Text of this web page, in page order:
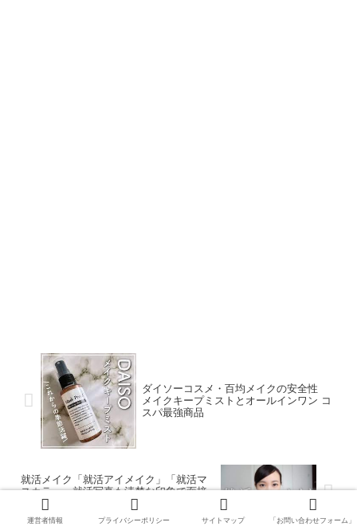
ダイソーコスメ・百均メイクの安全性
メイクキープミストとオールインワン コ
スパ最強商品
就活メイク「就活アイメイク」「就活マ
スカラ」 就活写真も清楚な印象で面接
バッチリ！
運営者情報 プライバシーポリシー サイトマップ 「お問い合わせフォーム」